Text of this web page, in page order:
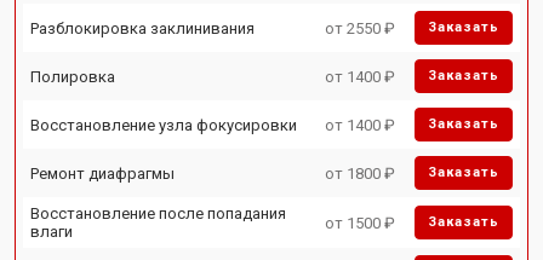
Разблокировка заклинивания от 2550 ₽ Заказать
Полировка от 1400 ₽ Заказать
Восстановление узла фокусировки от 1400 ₽ Заказать
Ремонт диафрагмы от 1800 ₽ Заказать
Восстановление после попадания
влаги
от 1500 ₽ Заказать